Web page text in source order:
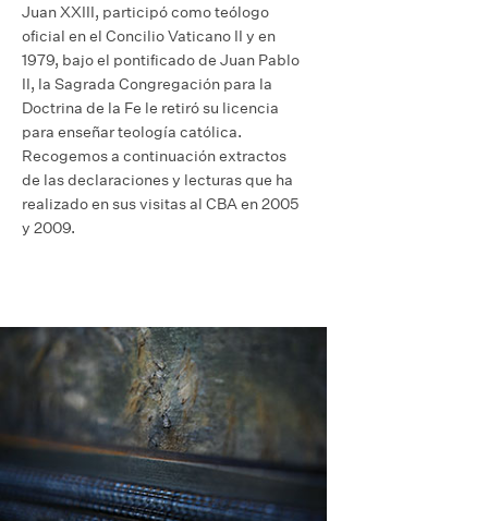
Juan XXIII, participó como teólogo
oficial en el Concilio Vaticano II y en
1979, bajo el pontificado de Juan Pablo
II, la Sagrada Congregación para la
Doctrina de la Fe le retiró su licencia
para enseñar teología católica.
Recogemos a continuación extractos
de las declaraciones y lecturas que ha
realizado en sus visitas al CBA en 2005
y 2009.